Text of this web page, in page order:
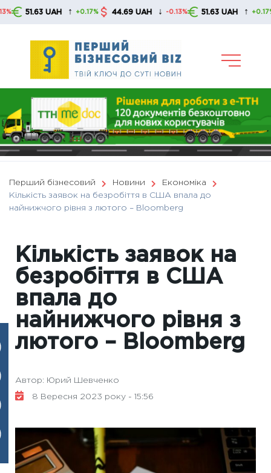
Skip
51.63 UAH ↑ +0.17% 44.69 UAH ↓ -0.13% 51.63 UAH ↑ +0.17%
Перший бізнесовий Новини
Економіка
Кількість заявок на безробіття в США впала до
найнижчого рівня з лютого – Вloomberg
Кількість заявок на
безробіття в США
впала до
найнижчого рівня з
лютого – Вloomberg
Автор: Юрий Шевченко
8 Вересня 2023 року - 15:56